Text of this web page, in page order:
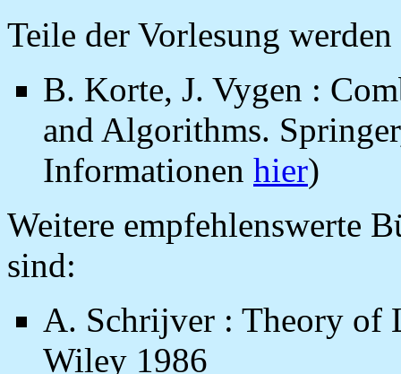
Teile der Vorlesung
B. Korte, J. Vygen :
and Algorithms.
Informationen hier)
Weitere empfehlenswerte
sind:
A. Schrijver : Theory of
Wiley 1986